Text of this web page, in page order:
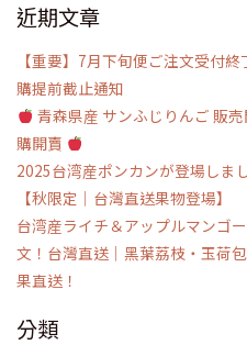
關
字:
近期文章
【重要】7月下旬便ご注文受付
購提前截止通知
青森県産 サンふじりんご 販
購開賣
2025台湾産ポンカンが登場しま
【秋限定｜台灣直送果物登場】
台湾産ライチ＆アップルマンゴ
文！台灣直送｜黑葉荔枝・玉荷
果直送！
分類